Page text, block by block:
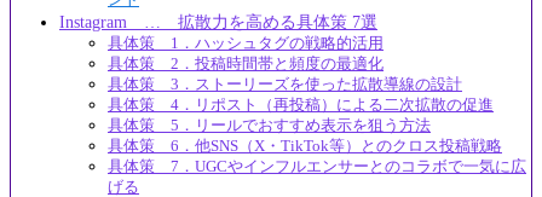
Instagram … 拡散力を高める具体策 7選
具体策 1．ハッシュタグの戦略的活用
具体策 2．投稿時間帯と頻度の最適化
具体策 3．ストーリーズを使った拡散導線の設計
具体策 4．リポスト（再投稿）による二次拡散の促進
具体策 5．リールでおすすめ表示を狙う方法
具体策 6．他SNS（X・TikTok等）とのクロス投稿戦略
具体策 7．UGCやインフルエンサーとのコラボで一気に広
げる